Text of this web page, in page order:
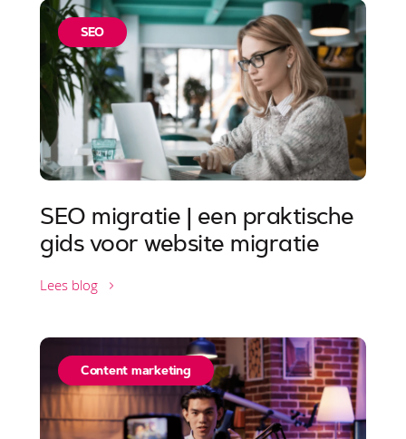
SEO migratie | een praktische
gids voor website migratie
SEO
Lees blog
Content marketing